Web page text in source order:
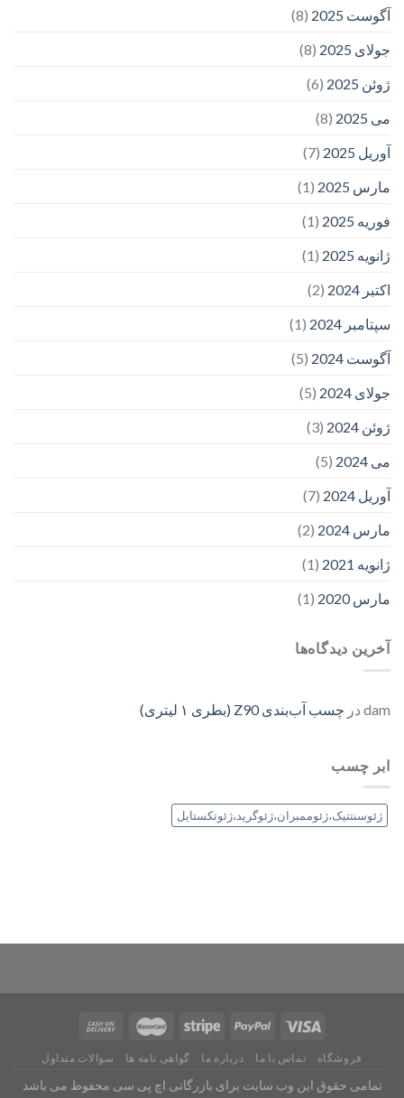
آگوست 2025
(8)
جولای 2025
(8)
ژوئن 2025
(6)
می 2025
(8)
آوریل 2025
(7)
مارس 2025
(1)
فوریه 2025
(1)
ژانویه 2025
(1)
اکتبر 2024
(2)
سپتامبر 2024
(1)
آگوست 2024
(5)
جولای 2024
(5)
ژوئن 2024
(3)
می 2024
(5)
آوریل 2024
(7)
مارس 2024
(2)
ژانویه 2021
(1)
مارس 2020
(1)
آخرین دیدگاه‌ها
dam در چسب آب‌بندی Z90 (بطری ۱ لیتری)
ابر چسب
ژئوسنتتیک،ژئوممبران،ژئوگرید،ژئوتکستایل
فروشگاه تماس با ما درباره ما گواهی نامه ها سوالات متداول
تمامی حقوق این وب سایت برای بازرگانی اچ پی سی محفوظ می باشد